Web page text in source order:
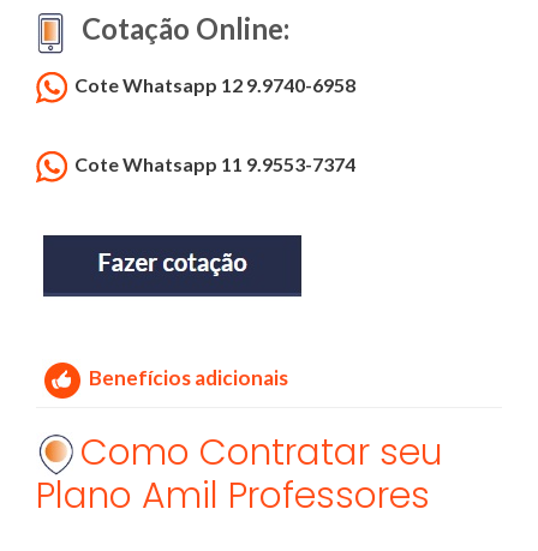
Cotação Online:
Cote Whatsapp 12 9.9740-6958
Cote Whatsapp 11 9.9553-7374
Benefícios adicionais
Como Contratar seu
Plano Amil Professores